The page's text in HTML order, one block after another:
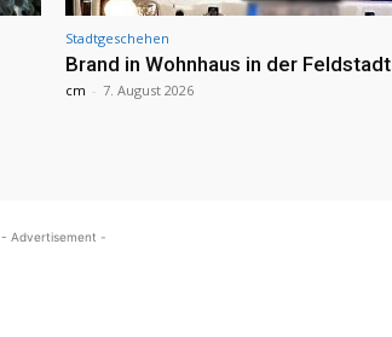
Stadtgeschehen
Brand in Wohnhaus in der Feldstadt
cm - 7. August 2026
- Advertisement -